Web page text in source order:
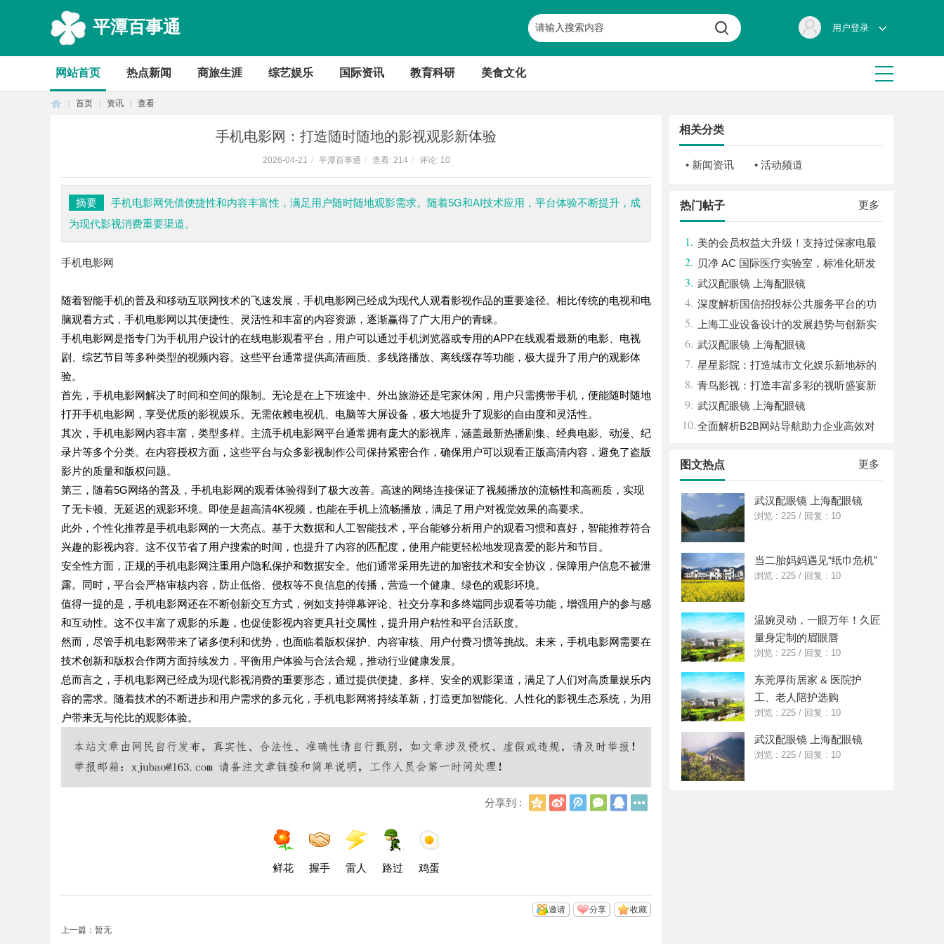
平潭百事通 用户登录
网站首页 热点新闻 商旅生涯 综艺娱乐 国际资讯 教育科研 美食文化
首页 资讯 查看
手机电影网：打造随时随地的影视观影新体验
2026-04-21 / 平潭百事通 / 查看: 214 / 评论: 10
摘要
手机电影网凭借便捷性和内容丰富性，满足用户随时随地观影需求。随着5G和AI技术应用，平台体验不断提升，成
为现代影视消费重要渠道。
手机电影网
随着智能手机的普及和移动互联网技术的飞速发展，手机电影网已经成为现代人观看影视作品的重要途径。相比传统的电视和电
脑观看方式，手机电影网以其便捷性、灵活性和丰富的内容资源，逐渐赢得了广大用户的青睐。
手机电影网是指专门为手机用户设计的在线电影观看平台，用户可以通过手机浏览器或专用的APP在线观看最新的电影、电视
剧、综艺节目等多种类型的视频内容。这些平台通常提供高清画质、多线路播放、离线缓存等功能，极大提升了用户的观影体
验。
首先，手机电影网解决了时间和空间的限制。无论是在上下班途中、外出旅游还是宅家休闲，用户只需携带手机，便能随时随地
打开手机电影网，享受优质的影视娱乐。无需依赖电视机、电脑等大屏设备，极大地提升了观影的自由度和灵活性。
其次，手机电影网内容丰富，类型多样。主流手机电影网平台通常拥有庞大的影视库，涵盖最新热播剧集、经典电影、动漫、纪
录片等多个分类。在内容授权方面，这些平台与众多影视制作公司保持紧密合作，确保用户可以观看正版高清内容，避免了盗版
影片的质量和版权问题。
第三，随着5G网络的普及，手机电影网的观看体验得到了极大改善。高速的网络连接保证了视频播放的流畅性和高画质，实现
了无卡顿、无延迟的观影环境。即使是超高清4K视频，也能在手机上流畅播放，满足了用户对视觉效果的高要求。
此外，个性化推荐是手机电影网的一大亮点。基于大数据和人工智能技术，平台能够分析用户的观看习惯和喜好，智能推荐符合
兴趣的影视内容。这不仅节省了用户搜索的时间，也提升了内容的匹配度，使用户能更轻松地发现喜爱的影片和节目。
安全性方面，正规的手机电影网注重用户隐私保护和数据安全。他们通常采用先进的加密技术和安全协议，保障用户信息不被泄
露。同时，平台会严格审核内容，防止低俗、侵权等不良信息的传播，营造一个健康、绿色的观影环境。
值得一提的是，手机电影网还在不断创新交互方式，例如支持弹幕评论、社交分享和多终端同步观看等功能，增强用户的参与感
和互动性。这不仅丰富了观影的乐趣，也促使影视内容更具社交属性，提升用户粘性和平台活跃度。
然而，尽管手机电影网带来了诸多便利和优势，也面临着版权保护、内容审核、用户付费习惯等挑战。未来，手机电影网需要在
技术创新和版权合作两方面持续发力，平衡用户体验与合法合规，推动行业健康发展。
总而言之，手机电影网已经成为现代影视消费的重要形态，通过提供便捷、多样、安全的观影渠道，满足了人们对高质量娱乐内
容的需求。随着技术的不断进步和用户需求的多元化，手机电影网将持续革新，打造更加智能化、人性化的影视生态系统，为用
户带来无与伦比的观影体验。
分享到 :
Q
新
浪
腾
讯
微
信
Q
鲜花 握手 雷人 路过 鸡蛋
收藏
分享
邀请
上一篇：暂无
相关分类
• 新闻资讯 • 活动频道
更多
热门帖子
1. 美的会员权益大升级！支持过保家电最
高3000元免费维修
2. 贝净 AC 国际医疗实验室，标准化研发
体系全解析
3. 武汉配眼镜 上海配眼镜
4. 深度解析国信招投标公共服务平台的功
能与优势
5.
上海工业设备设计的发展趋势与创新实
践探索
6. 武汉配眼镜 上海配眼镜
7. 星星影院：打造城市文化娱乐新地标的
璀璨明珠
8. 青鸟影视：打造丰富多彩的视听盛宴新
平台
9. 武汉配眼镜 上海配眼镜
10.全面解析B2B网站导航助力企业高效对
更多
图文热点
武汉配眼镜 上海配眼镜
浏览 : 225 / 回复 : 10
当二胎妈妈遇见“纸巾危机”
浏览 : 225 / 回复 : 10
温婉灵动，一眼万年！久匠
量身定制的眉眼唇
浏览 : 225 / 回复 : 10
东莞厚街居家 & 医院护
工、老人陪护选购
浏览 : 225 / 回复 : 10
武汉配眼镜 上海配眼镜
浏览 : 225 / 回复 : 10